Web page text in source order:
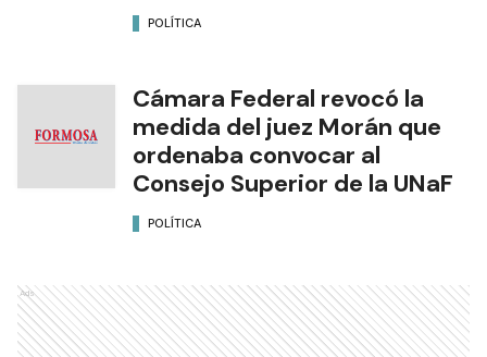
POLÍTICA
Cámara Federal revocó la
medida del juez Morán que
ordenaba convocar al
Consejo Superior de la UNaF
POLÍTICA
Ads